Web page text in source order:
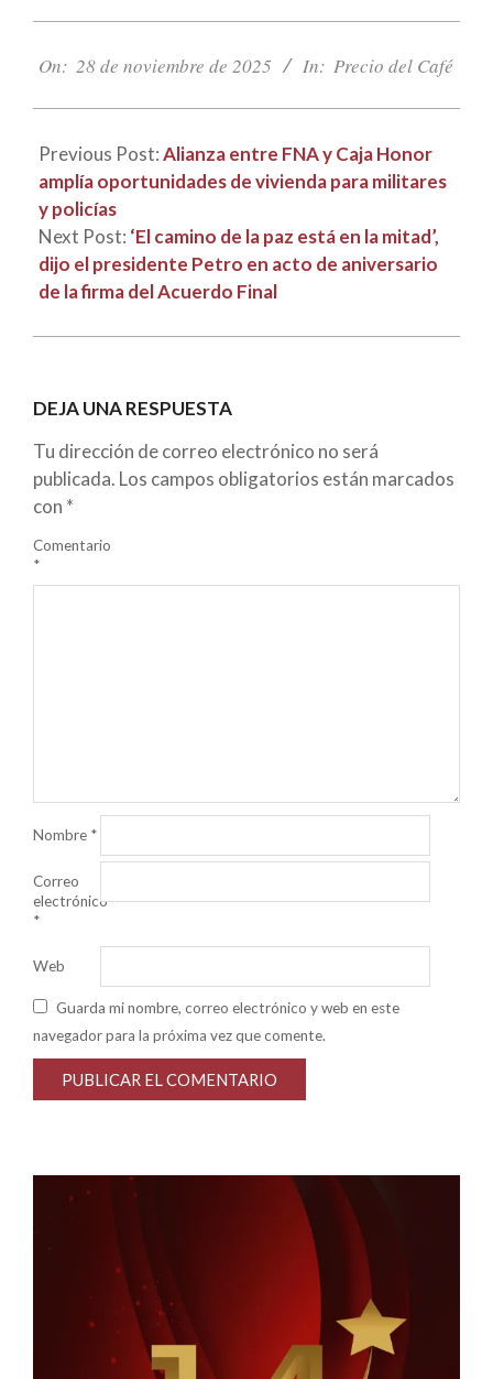
11-
On: 28 de noviembre de 2025 In: Precio del Café
Previous Post:Alianza entre FNA y Caja Honor
amplía oportunidades de vivienda para militares
y policías
Next Post: ‘El camino de la paz está en la mitad’,
dijo el presidente Petro en acto de aniversario
de la firma del Acuerdo Final
DEJA UNA RESPUESTA
Tu dirección de correo electrónico no será
publicada. Los campos obligatorios están marcados
con *
Comentario
*
Nombre *
Correo
electrónico
*
Web
Guarda mi nombre, correo electrónico y web en este
navegador para la próxima vez que comente.